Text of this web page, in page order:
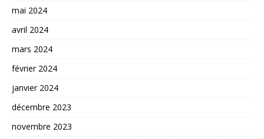
mai 2024
avril 2024
mars 2024
février 2024
janvier 2024
décembre 2023
novembre 2023